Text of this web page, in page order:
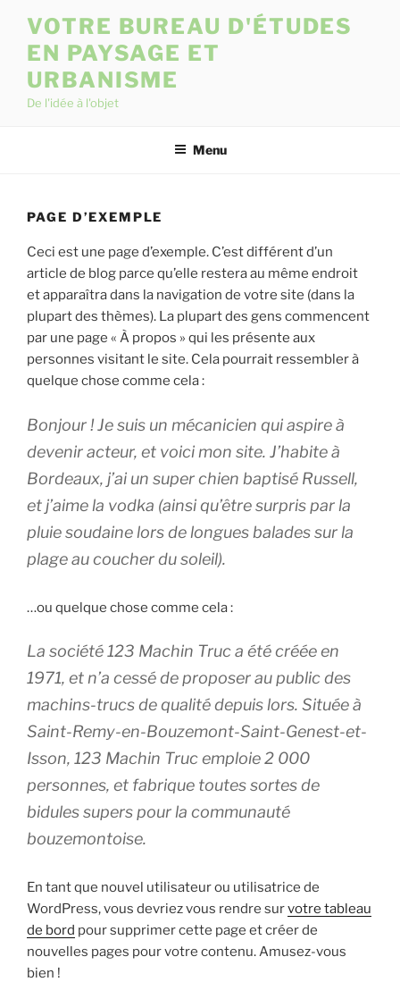
content
VOTRE BUREAU D'ÉTUDES
EN PAYSAGE ET
URBANISME
De l'idée à l'objet
Menu
PAGE D’EXEMPLE
Ceci est une page d’exemple. C’est différent d’un
article de blog parce qu’elle restera au même endroit
et apparaîtra dans la navigation de votre site (dans la
plupart des thèmes). La plupart des gens commencent
par une page « À propos » qui les présente aux
personnes visitant le site. Cela pourrait ressembler à
quelque chose comme cela :
Bonjour ! Je suis un mécanicien qui aspire à
devenir acteur, et voici mon site. J’habite à
Bordeaux, j’ai un super chien baptisé Russell,
et j’aime la vodka (ainsi qu’être surpris par la
pluie soudaine lors de longues balades sur la
plage au coucher du soleil).
…ou quelque chose comme cela :
La société 123 Machin Truc a été créée en
1971, et n’a cessé de proposer au public des
machins-trucs de qualité depuis lors. Située à
Saint-Remy-en-Bouzemont-Saint-Genest-et-
Isson, 123 Machin Truc emploie 2 000
personnes, et fabrique toutes sortes de
bidules supers pour la communauté
bouzemontoise.
En tant que nouvel utilisateur ou utilisatrice de
WordPress, vous devriez vous rendre survotre tableau
de bord pour supprimer cette page et créer de
nouvelles pages pour votre contenu. Amusez-vous
bien !